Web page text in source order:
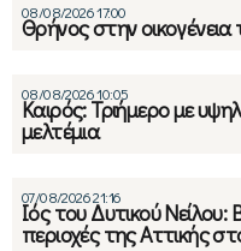
08/08/2026 17:00
Θρήνος στην οικογένεια
08/08/2026 10:05
Καιρός: Τριήμερο με
μελτέμια
07/08/2026 21:16
Ιός του Δυτικού
περιοχές της Αττικής